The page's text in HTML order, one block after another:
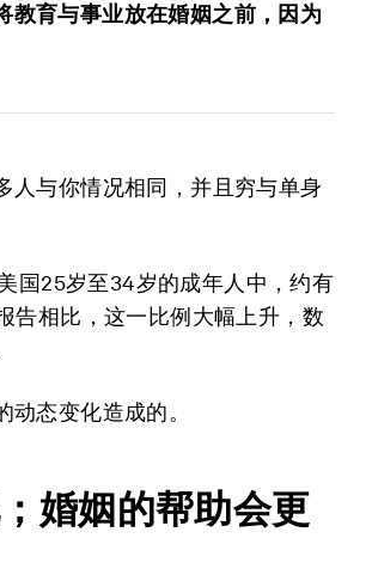
教育与事业放在婚姻之前，因为
人与你情况相同，并且穷与单身
国25岁至34岁的成年人中，约有
告相比，这一比例大幅上升，数
态变化造成的。
婚姻的帮助会更